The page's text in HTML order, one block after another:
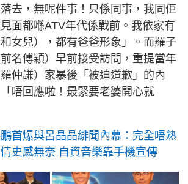
去，無呢件事！只係同事，我同佢
面都喺ATV年代係戰前。我依家有
女兒），都有爸爸形象」。而羅子
名傅穎）早前接受訪問，重提當年
仲謙）家暴後「被迫道歉」的內
唔回應啦！最緊要老婆開心就
首爆與呂晶晶緋聞內幕：完全唔熟
史感無奈 自資音樂靠手機宣傳